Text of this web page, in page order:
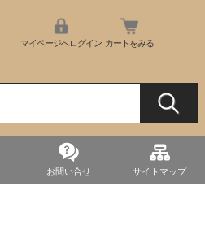
マイページへログイン カートをみる
お問い合せ サイトマップ